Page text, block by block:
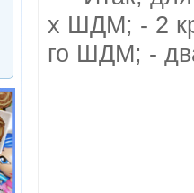
х ШДМ; - 2
го ШДМ; -